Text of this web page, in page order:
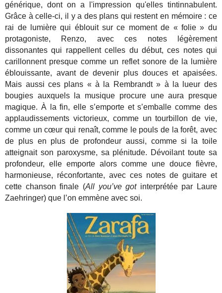
générique, dont on a l'impression qu'elles tintinnabulent.
Grâce à celle-ci, il y a des plans qui restent en mémoire : ce
rai de lumière qui éblouit sur ce moment de « folie » du
protagoniste, Renzo, avec ces notes légèrement
dissonantes qui rappellent celles du début, ces notes qui
carillonnent presque comme un reflet sonore de la lumière
éblouissante, avant de devenir plus douces et apaisées.
Mais aussi ces plans « à la Rembrandt » à la lueur des
bougies auxquels la musique procure une aura presque
magique. À la fin, elle s’emporte et s’emballe comme des
applaudissements victorieux, comme un tourbillon de vie,
comme un cœur qui renaît, comme le pouls de la forêt, avec
de plus en plus de profondeur aussi, comme si la toile
atteignait son paroxysme, sa plénitude. Dévoilant toute sa
profondeur, elle emporte alors comme une douce fièvre,
harmonieuse, réconfortante, avec ces notes de guitare et
cette chanson finale (All you’ve gotinterprétée par Laure
Zaehringer) que l’on emmène avec soi.